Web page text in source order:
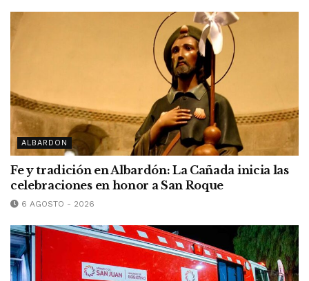
ALBARDON
Fe y tradición en Albardón: La Cañada inicia las
celebraciones en honor a San Roque
6 AGOSTO - 2026